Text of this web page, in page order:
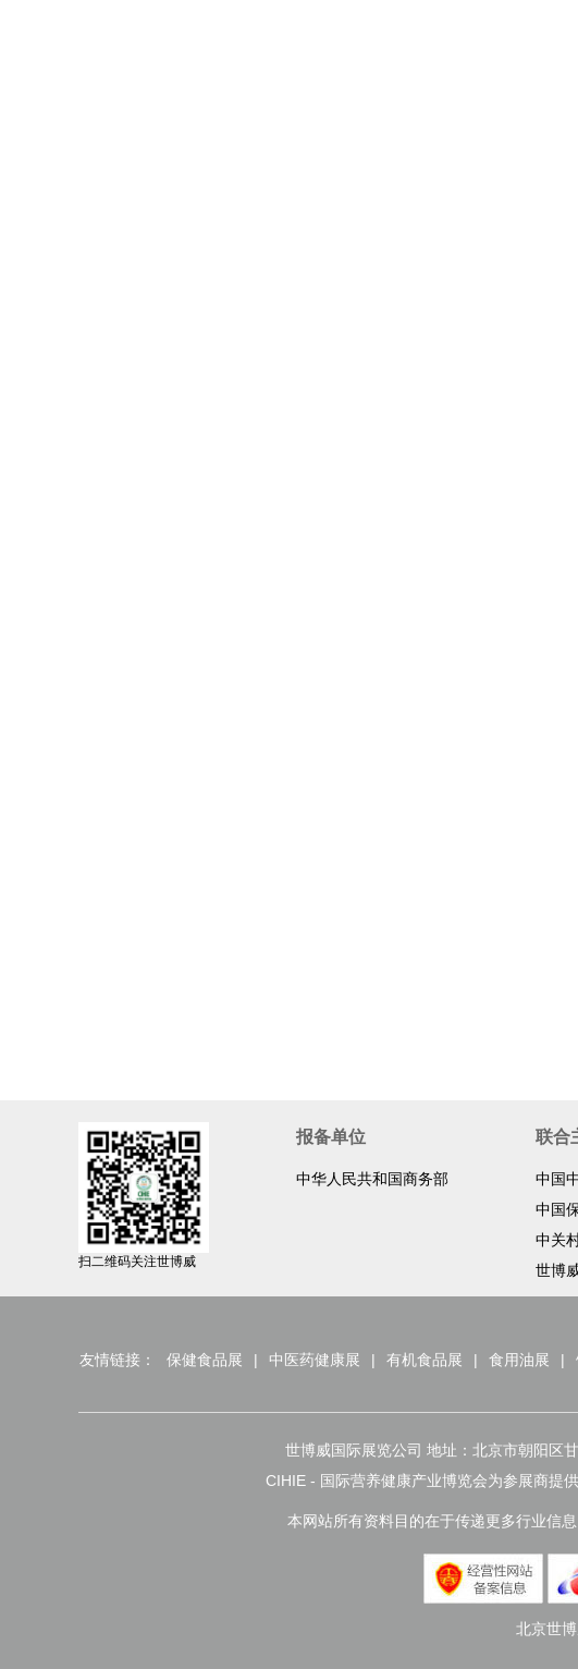
扫二维码关注世博威
报备单位
中华人民共和国商务部
联合
中国
中国
中关
世博
友情链接： 保健食品展 | 中医药健康展 | 有机食品展 | 食用油展 |
世博威国际展览公司 地址：北京市朝阳区
CIHIE - 国际营养健康产业博览会为参展商提
本网站所有资料目的在于传递更多行业信
北京世